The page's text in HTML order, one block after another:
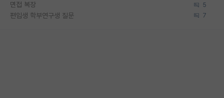
면접 복장 5
편입생 학부연구생 질문 7